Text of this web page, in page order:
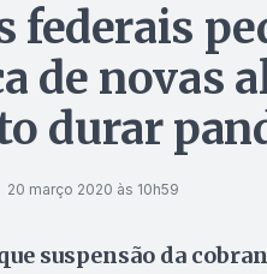
federais
de novas
durar
20 março 2020 às 10h59
suspensão da